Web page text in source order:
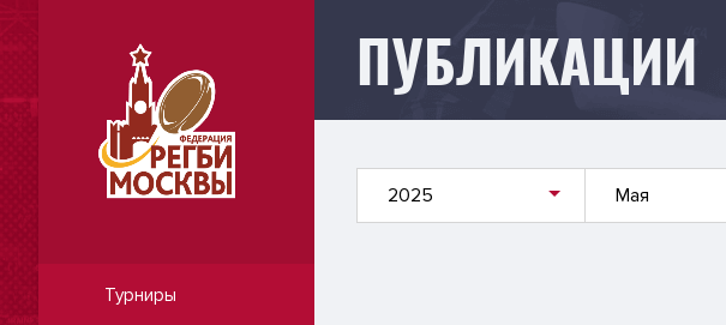
Турниры
ПУБЛИКАЦИИ
Публикации
2025 Мая